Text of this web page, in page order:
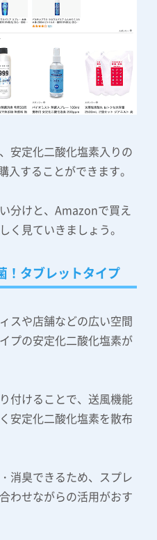
安定化二酸化塩素入りの
することができます。
分けと、Amazonで買え
く見ていきましょう。
！タブレットタイプ
スや店舗などの広い空間
プの安定化二酸化塩素が
付けることで、送風機能
安定化二酸化塩素を散布
消臭できるため、スプレ
わせながらの活用がおす